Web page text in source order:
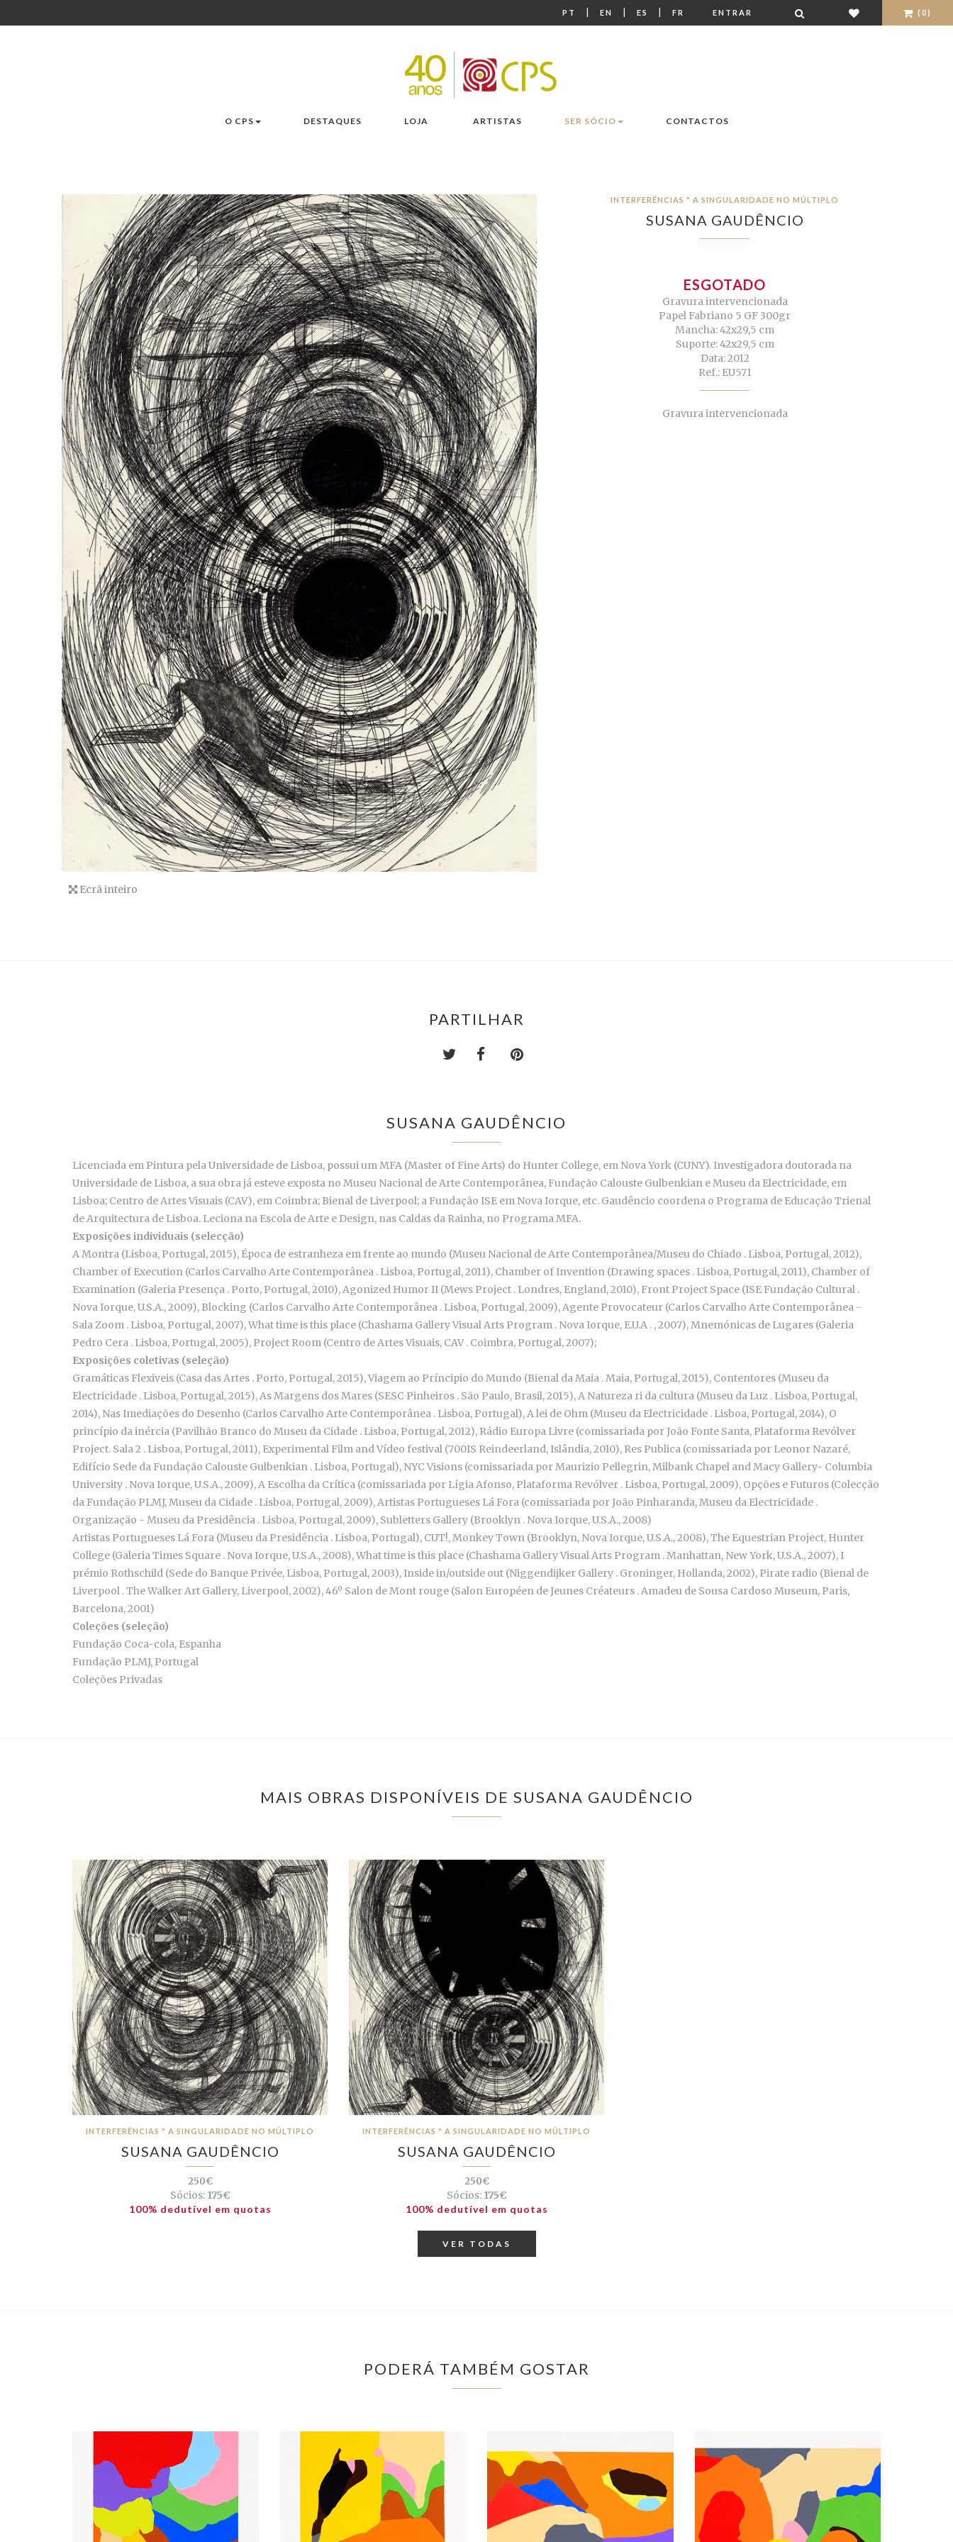
PT | EN | ES | FR ENTRAR (0)
O CPS DESTAQUES LOJA ARTISTAS SER SÓCIO CONTACTOS
Ecrã inteiro
INTERFERÊNCIAS " A SINGULARIDADE NO MÚLTIPLO
SUSANA GAUDÊNCIO
ESGOTADO
Gravura intervencionada
Papel Fabriano 5 GF 300gr
Mancha: 42x29,5 cm
Suporte: 42x29,5 cm
Data: 2012
Ref.: EU571
Gravura intervencionada
PARTILHAR
SUSANA GAUDÊNCIO
Licenciada em Pintura pela Universidade de Lisboa, possui um MFA (Master of Fine Arts) do Hunter College, em Nova York (CUNY). Investigadora doutorada na
Universidade de Lisboa, a sua obra já esteve exposta no Museu Nacional de Arte Contemporânea, Fundação Calouste Gulbenkian e Museu da Electricidade, em
Lisboa; Centro de Artes Visuais (CAV), em Coimbra; Bienal de Liverpool; a Fundação ISE em Nova Iorque, etc. Gaudêncio coordena o Programa de Educação Trienal
de Arquitectura de Lisboa. Leciona na Escola de Arte e Design, nas Caldas da Rainha, no Programa MFA.
Exposições individuais (selecção)
A Montra (Lisboa, Portugal, 2015), Época de estranheza em frente ao mundo (Museu Nacional de Arte Contemporânea/Museu do Chiado . Lisboa, Portugal, 2012),
Chamber of Execution (Carlos Carvalho Arte Contemporânea . Lisboa, Portugal, 2011), Chamber of Invention (Drawing spaces . Lisboa, Portugal, 2011), Chamber of
Examination (Galeria Presença . Porto, Portugal, 2010), Agonized Humor II (Mews Project . Londres, England, 2010), Front Project Space (ISE Fundação Cultural .
Nova Iorque, U.S.A., 2009), Blocking (Carlos Carvalho Arte Contemporânea . Lisboa, Portugal, 2009), Agente Provocateur (Carlos Carvalho Arte Contemporânea -
Sala Zoom . Lisboa, Portugal, 2007), What time is this place (Chashama Gallery Visual Arts Program . Nova Iorque, E.U.A . , 2007), Mnemónicas de Lugares (Galeria
Pedro Cera . Lisboa, Portugal, 2005), Project Room (Centro de Artes Visuais, CAV . Coimbra, Portugal, 2007);
Exposições coletivas (seleção)
Gramáticas Flexiveis (Casa das Artes . Porto, Portugal, 2015), Viagem ao Príncipio do Mundo (Bienal da Maia . Maia, Portugal, 2015), Contentores (Museu da
Electricidade . Lisboa, Portugal, 2015), As Margens dos Mares (SESC Pinheiros . São Paulo, Brasil, 2015), A Natureza ri da cultura (Museu da Luz . Lisboa, Portugal,
2014), Nas Imediações do Desenho (Carlos Carvalho Arte Contemporânea . Lisboa, Portugal), A lei de Ohm (Museu da Electricidade . Lisboa, Portugal, 2014), O
princípio da inércia (Pavilhão Branco do Museu da Cidade . Lisboa, Portugal, 2012), Rádio Europa Livre (comissariada por João Fonte Santa, Plataforma Revólver
Project. Sala 2 . Lisboa, Portugal, 2011), Experimental Film and Vídeo festival (700IS Reindeerland, Islândia, 2010), Res Publica (comissariada por Leonor Nazaré,
Edifício Sede da Fundação Calouste Gulbenkian . Lisboa, Portugal), NYC Visions (comissariada por Maurizio Pellegrin, Milbank Chapel and Macy Gallery- Columbia
University . Nova Iorque, U.S.A., 2009), A Escolha da Crítica (comissariada por Lígia Afonso, Plataforma Revólver . Lisboa, Portugal, 2009), Opções e Futuros (Colecção
da Fundação PLMJ, Museu da Cidade . Lisboa, Portugal, 2009), Artistas Portugueses Lá Fora (comissariada por João Pinharanda, Museu da Electricidade .
Organização - Museu da Presidência . Lisboa, Portugal, 2009), Subletters Gallery (Brooklyn . Nova Iorque, U.S.A., 2008)
Artistas Portugueses Lá Fora (Museu da Presidência . Lisboa, Portugal), CUT!, Monkey Town (Brooklyn, Nova Iorque, U.S.A., 2008), The Equestrian Project, Hunter
College (Galeria Times Square . Nova Iorque, U.S.A., 2008), What time is this place (Chashama Gallery Visual Arts Program . Manhattan, New York, U.S.A., 2007), I
prémio Rothschild (Sede do Banque Privée, Lisboa, Portugal, 2003), Inside in/outside out (Niggendijker Gallery . Groninger, Hollanda, 2002), Pirate radio (Bienal de
Liverpool . The Walker Art Gallery, Liverpool, 2002), 46º Salon de Mont rouge (Salon Européen de Jeunes Créateurs . Amadeu de Sousa Cardoso Museum, Paris,
Barcelona, 2001)
Coleções (seleção)
Fundação Coca-cola, Espanha
Fundação PLMJ, Portugal
Coleções Privadas
MAIS OBRAS DISPONÍVEIS DE SUSANA GAUDÊNCIO
INTERFERÊNCIAS " A SINGULARIDADE NO MÚLTIPLO
SUSANA GAUDÊNCIO
250€
Sócios:175€
100% dedutível em quotas
INTERFERÊNCIAS " A SINGULARIDADE NO MÚLTIPLO
SUSANA GAUDÊNCIO
250€
Sócios:175€
100% dedutível em quotas
VER TODAS
PODERÁ TAMBÉM GOSTAR